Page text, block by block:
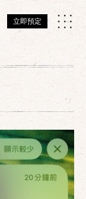
立即預定